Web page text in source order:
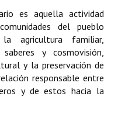
es aquella actividad
del pueblo
la agricultura familiar,
y cosmovisión,
y la preservación de
responsable entre
y de estos hacia la